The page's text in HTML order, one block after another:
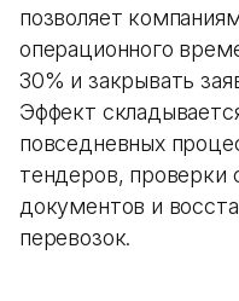
позволяет
операционного
30% и закрывать
Эффект
повседневных
тендеров, проверки
документов и
перевозок.